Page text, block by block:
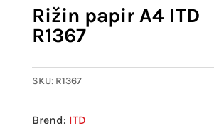
Rižin papir A4 ITD
R1367
SKU: R1367
ITD